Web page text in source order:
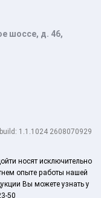
шоссе, д. 46,
build: 1.1.1024 2608070929
носят исключительно
опыте работы нашей
Вы можете узнать у
50